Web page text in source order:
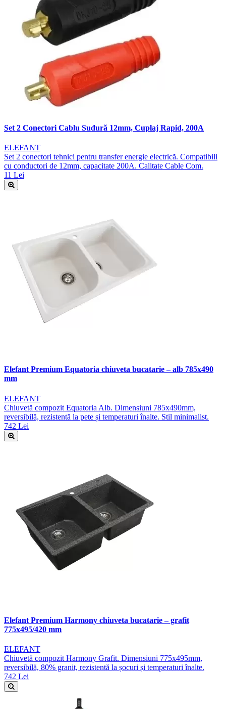
Set 2 Conectori Cablu Sudură 12mm, Cuplaj Rapid, 200A
ELEFANT
Set 2 conectori tehnici pentru transfer energie electrică. Compatibili
cu conductori de 12mm, capacitate 200A. Calitate Cable Com.
11 Lei
Elefant Premium Equatoria chiuveta bucatarie – alb 785x490
mm
ELEFANT
Chiuvetă compozit Equatoria Alb. Dimensiuni 785x490mm,
reversibilă, rezistentă la pete și temperaturi înalte. Stil minimalist.
742 Lei
Elefant Premium Harmony chiuveta bucatarie – grafit
775x495/420 mm
ELEFANT
Chiuvetă compozit Harmony Grafit. Dimensiuni 775x495mm,
reversibilă, 80% granit, rezistentă la șocuri și temperaturi înalte.
742 Lei